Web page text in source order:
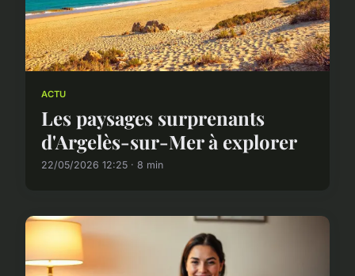
ACTU
Les paysages surprenants
d'Argelès-sur-Mer à explorer
22/05/2026 12:25 · 8 min